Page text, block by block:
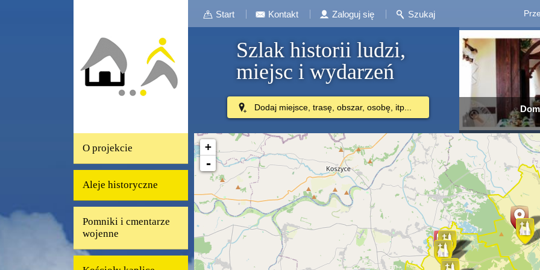
Start Kontakt Zaloguj się Szukaj
Dom Weselny ''WIOLIN'' w Sufczynie
Szlak historii ludzi,
miejsc i wydarzeń
Dodaj miejsce, trasę, obszar, osobę, itp...
O projekcie
Aleje historyczne
Pomniki i cmentarze
wojenne
+
-